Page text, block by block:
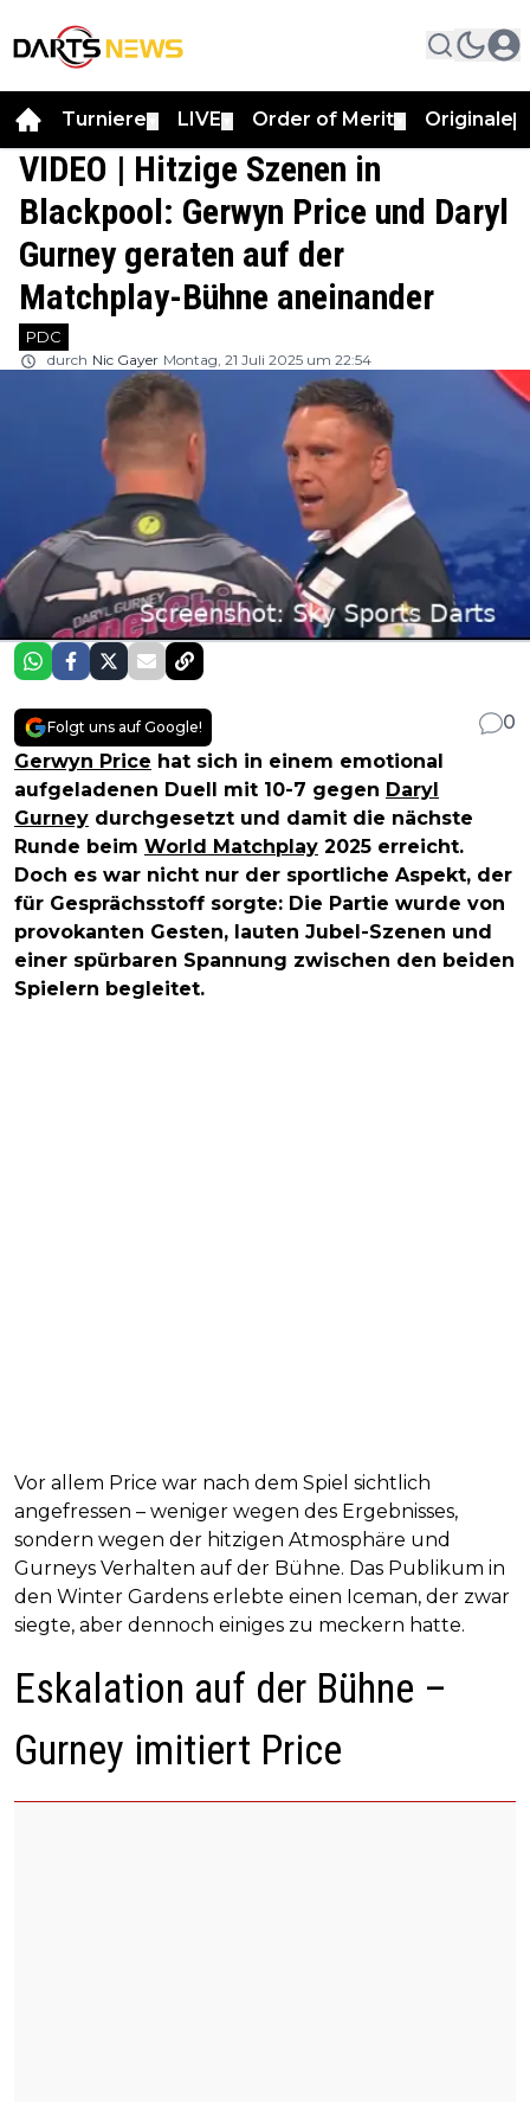
Turniere LIVE Order of Merit Originale
VIDEO | Hitzige Szenen in
Blackpool: Gerwyn Price und Daryl
Gurney geraten auf der
Matchplay-Bühne aneinander
PDC
durch Nic Gayer Montag, 21 Juli 2025 um 22:54
Folgt uns auf Google!
0
Gerwyn Price hat sich in einem emotional
aufgeladenen Duell mit 10-7 gegen Daryl
Gurney durchgesetzt und damit die nächste
Runde beim World Matchplay 2025 erreicht.
Doch es war nicht nur der sportliche Aspekt, der
für Gesprächsstoff sorgte: Die Partie wurde von
provokanten Gesten, lauten Jubel-Szenen und
einer spürbaren Spannung zwischen den beiden
Spielern begleitet.
Vor allem Price war nach dem Spiel sichtlich
angefressen – weniger wegen des Ergebnisses,
sondern wegen der hitzigen Atmosphäre und
Gurneys Verhalten auf der Bühne. Das Publikum in
den Winter Gardens erlebte einen Iceman, der zwar
siegte, aber dennoch einiges zu meckern hatte.
Eskalation auf der Bühne –
Gurney imitiert Price